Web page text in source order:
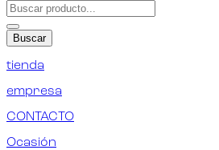
Buscar
tienda
empresa
CONTACTO
Ocasión